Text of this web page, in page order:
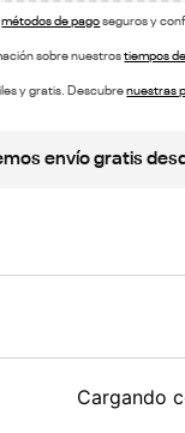
métodos de pagoseguros y
sobre nuestrostiempos
y gratis. Descubrenuestras
envío gratis
Cargando